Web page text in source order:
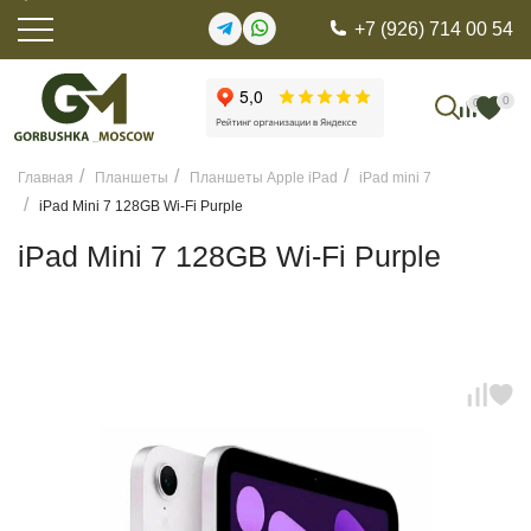
+7 (926) 714 00 54
0 0
Главная Планшеты Планшеты Apple iPad
iPad mini 7
iPad Mini 7 128GB Wi-Fi Purple
iPad Mini 7 128GB Wi-Fi Purple